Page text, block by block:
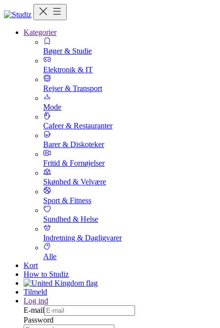
Kategorier
Bøger & Studie
Elektronik & IT
Rejser & Transport
Mode
Cafeer & Restauranter
Barer & Diskoteker
Fritid & Fornøjelser
Skønhed & Velvære
Sport & Fitness
Sundhed & Helse
Indretning & Dagligvarer
Alle
Kort
How to Studiz
Tilmeld
Log ind
E-mail
Password